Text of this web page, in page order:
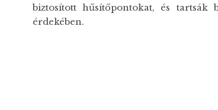
biztosított hűsítőpontokat, és tartsák
érdekében.